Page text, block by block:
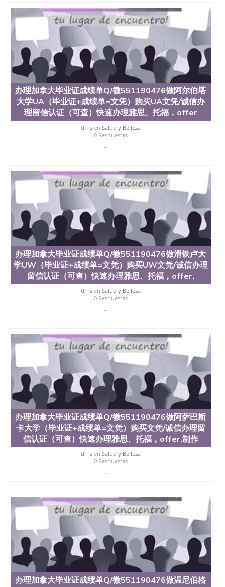
吗QQ微信551190476买国外文凭质量QQ微信
551190476国外本科毕业证怎么办理QQ微信
551190476国外大学文凭真制作QQ微信551190476办
国外文凭可找工作QQ微信551190476国外大学有毕业
证QQ微信551190476办理国外毕业证价格QQ微信
551190476国外编号查询QQ微信551190476办理国外
文凭要交定金吗QQ微信551190476办国外可查文凭
QQ微信551190476网上购买真文凭可信吗QQ微信
551190476学士学位证书查询机构QQ微信551190476
国外资格证书办理QQ微信551190476如何办理学历认
证QQ微信551190476海外文凭认证办理QQ微信
551190476 圣何塞州立大学（San Jose State
University, 又译为“圣荷西州立大学”）成立于1857
年，简称SJSU，是加州历史悠久的大学之一，也是美
西地区的公立大学之一。位于圣何塞市San Jose中
心，占地154公顷。它是一所位于加利福尼亚州的著
教育质量，被《福克斯》杂志评选为全美50强公立综
合性大学，每年有来自世界各地的成百上千的海外学
生前往求学。 至今，这是一所在世界上享有学术地
位、声誉、实习机会和影响力的高等教育机构，并获
誉为美国本科教育质量的核心代表。其计算机系与会
计系更是在当今美国大学教学排名中表现优异。其毕
业生大多可以在其所处地域的世界硅谷中心得到工作
机会。许多硅谷公司甚至在学生大三和大四的学期提
供许多相应科系的实习机会。无论是加州大学系统
(UC)，还是加州州立大学系统(CSU), 圣何塞州立大学
都占据着加州所有大学中的地理位置。 圣何塞州立大
学座落于硅谷(Silicon Valley), 于附近的旧金山-圣何塞
地区为全美的重要科技中心。约有学生三万人，超过
134种学士学科和65个硕士学科，并有来自世界60余
国的学生来此就读。其有名的科系如计算机科学，电
也吸引了众多不同国家的专业人士前来研究与学习。
二、办理流程： 1、收集客户办理信息； 2、客户付
定金下单； 3、公司确认到账转制作点做电子图；
4、电子图做好发给客户确认； 5、电子图确认好转成
品部做成品； 6、成品做好拍照或者视频确认再付余
款； 7、快递给客户（国内顺丰，国外DHL）。 三、
真实网上可查的证明材料 1、教育部学历学位认证，
留服真实存档可查，存档。 2、留学回国人员证明
（使馆认证），使馆网站真实存档可查。 3、留信网
真实可查认证办理，存档可查，终身受用。 四、办理
流程农业科学院、艺术与建筑学院、商学院、交流学
院、地球及物质科学院、教育学院、工程学院、健康
与人类发展学院、信息工程与科学学院、人文学院、
护理学院、科学学院等。学校的教育学院排名在全美
前十名，工学院排名在前十五名，且继续攀升中。纽
程、经济、医学、护理、文学、音乐、生物学、统计
学、美术、电子工程、天文学、农业、环境污染控
制、历史、电气工程、生物工程、建筑设计、工商管
理、材料科学、机械工程、航天工程、土木工程、数
学、化学、英语、社会科学、心理学、戏剧、市场营
销、机械工程、计算机科学、物理学、人工智能、商
科、金融专业 1、客户提供相关材料，确定客户办理
信息，给出操作方案； 2、补充毕业证成绩单等相关
材料； 3、留服注册申请账号，付定金； 4、预约递
办理加拿大毕业证成绩单Q/微551190476做阿尔伯塔
大学UA（毕业证+成绩单=文凭）购买UA文凭/诚信办
理留信认证（可查）快速办理雅思、托福，offer
dfnsen Salud y Belleza
0 Respuestas
...
办理加拿大毕业证成绩单Q/微551190476做滑铁卢大
学UW（毕业证+成绩单=文凭）购买UW文凭/诚信办理
留信认证（可查）快速办理雅思、托福，offer,
dfnsen Salud y Belleza
0 Respuestas
...
办理加拿大毕业证成绩单Q/微551190476做阿萨巴斯
卡大学（毕业证+成绩单=文凭）购买文凭/诚信办理留
信认证（可查）快速办理雅思、托福，offer,制作
dfnsen Salud y Belleza
0 Respuestas
...
办理加拿大毕业证成绩单Q/微551190476做温尼伯格